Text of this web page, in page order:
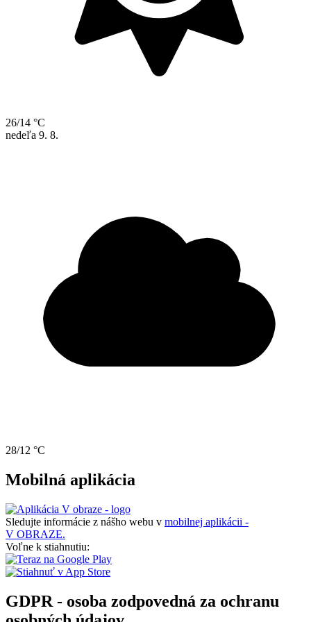
26/14 °C
nedeľa 9. 8.
28/12 °C
Mobilná aplikácia
Sledujte informácie z nášho webu v mobilnej aplikácii -
V OBRAZE.
Voľne k stiahnutiu:
GDPR - osoba zodpovedná za ochranu